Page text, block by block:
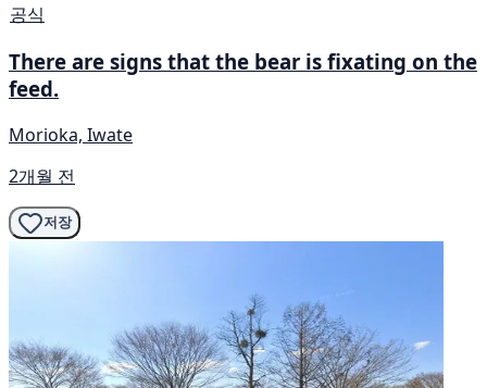
공식
There are signs that the bear is fixating on the
feed.
Morioka, Iwate
2개월 전
저장